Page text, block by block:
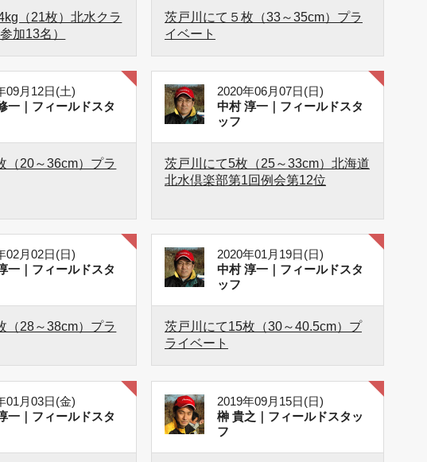
（21枚）北水クラ
加13名）
茨戸川にて５枚（33～35cm）プラ
イベート
09月12日(土)
一｜フィールドスタ
（20～36cm）プラ
2020年06月07日(日)
中村 淳一｜フィールドスタ
ッフ
茨戸川にて5枚（25～33cm）北海道
北水倶楽部第1回例会第12位
02月02日(日)
一｜フィールドスタ
（28～38cm）プラ
2020年01月19日(日)
中村 淳一｜フィールドスタ
ッフ
茨戸川にて15枚（30～40.5cm）プ
ライベート
01月03日(金)
一｜フィールドスタ
2019年09月15日(日)
榊 貴之｜フィールドスタッ
フ